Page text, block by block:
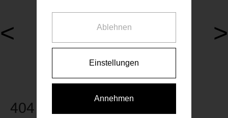
< >
Walcherstraße 5, 1020
404 Seite nicht gefunden
Ablehnen
Einstellungen
Annehmen